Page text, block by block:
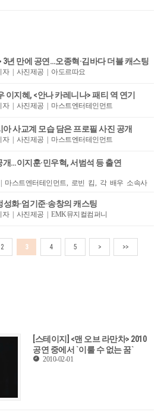
년 만에 공연…오종혁·김바다 더블 캐스팅
| 사진제공 | 아도르따요
이지혜, <안나 카레니나> 패티 역 연기
| 사진제공 | 마스트엔터테인먼트
사교계 모습 담은 프로필 사진 공개
| 사진제공 | 마스트엔터테인먼트
…이지훈·민우혁, 서범석 등 출연
스트엔터테인먼트, 로빈 킴, 각 배우 소속사
화·엄기준·송창의 캐스팅
| 사진제공 | EMK뮤지컬컴퍼니
2 3 4 5 > >>
[스테이지] <맨 오브 라만차> 2010
공연 중에서 `이룰 수 없는 꿈`
2010-02-01